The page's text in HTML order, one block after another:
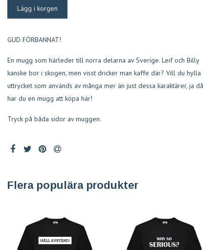
GUD FÖRBANNAT!
En mugg som härleder till norra delarna av Sverige. Leif och Billy
kanske bor i skogen, men visst dricker man kaffe där? Vill du hylla
uttrycket som används av många mer än just dessa karaktärer, ja då
har du en mugg att köpa här!
Tryck på båda sidor av muggen.
Flera populära produkter